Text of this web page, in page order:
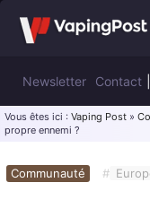
Newsletter Contact
Vous êtes ici : Vaping Post »
propre ennemi ?
Communauté #